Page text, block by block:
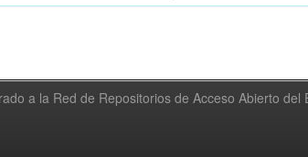
a la Red de Repositorios de Acceso Abierto del